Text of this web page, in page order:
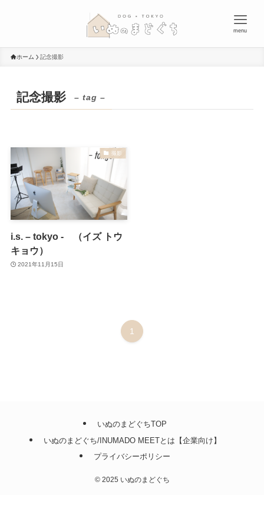
menu
ホーム 記念撮影
記念撮影 – tag –
撮影
i.s. – tokyo - （イズ トウ
キョウ）
2021年11月15日
1
いぬのまどぐちTOP
いぬのまどぐち/INUMADO MEETとは【企業向け】
プライバシーポリシー
©2025 いぬのまどぐち